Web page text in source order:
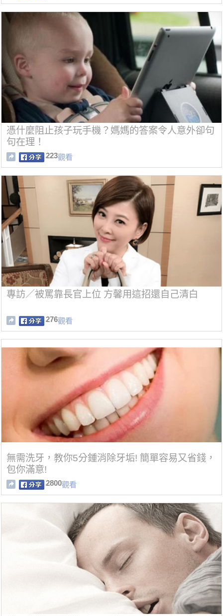
憑什麼阻止孩子玩手機？媽媽的答案令人意外卻句
句在理！
223觀看
專訪／被罵靠長官上位 方馨用這招還自己清白
276觀看
無需洗牙，教你5分鍾消除牙垢! 簡單容易又省錢，
包你滿意!
2800觀看